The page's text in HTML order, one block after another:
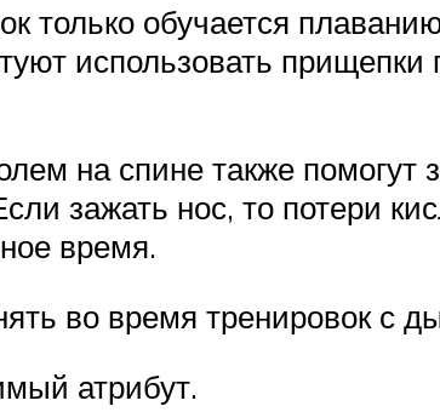
только обучается
использовать прищепки
на спине также
зажать нос, то потери
время.
во время тренировок с
атрибут.